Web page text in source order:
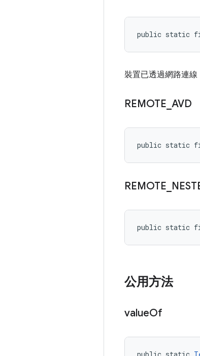
public static
裝置已透過網路連線
REMOTE AVD
public static
REMOTE
public static
公用方法
valueOf